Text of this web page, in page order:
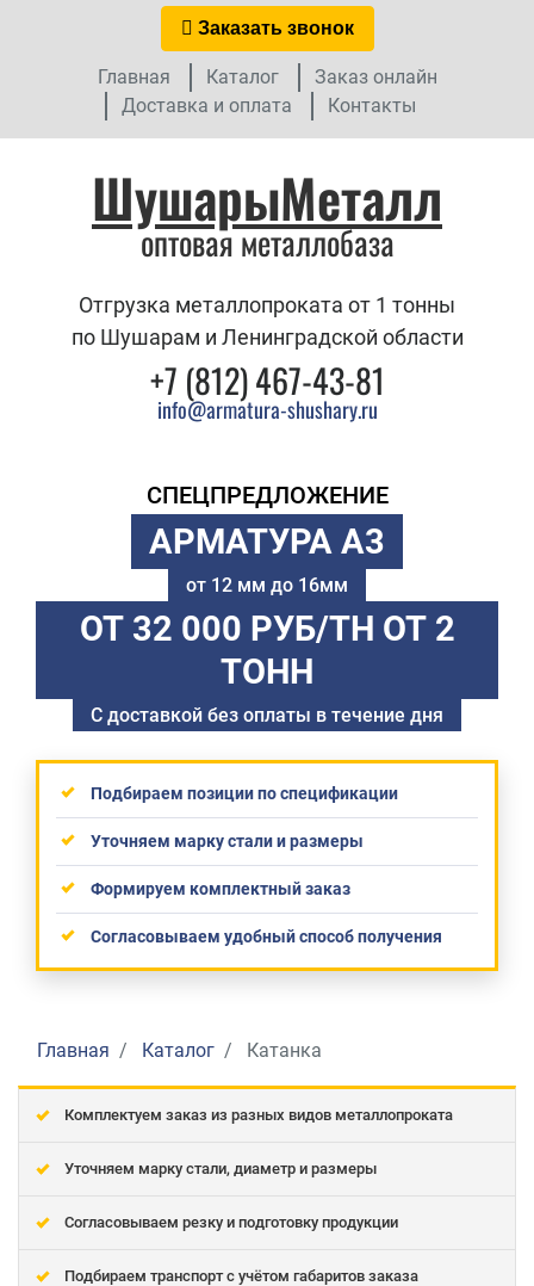
Заказать звонок
Главная Каталог
Заказ онлайн
Доставка и оплата
Контакты
ШушарыМеталл
оптовая металлобаза
Отгрузка металлопроката от 1 тонны
по Шушарам и Ленинградской области
+7 (812) 467-43-81
info@armatura-shushary.ru
СПЕЦПРЕДЛОЖЕНИЕ
АРМАТУРА А3
от 12 мм до 16мм
ОТ 32 000 РУБ/ТН ОТ 2
ТОНН
С доставкой без оплаты в течение дня
Подбираем позиции по спецификации
Уточняем марку стали и размеры
Формируем комплектный заказ
Согласовываем удобный способ получения
Главная Каталог Катанка
Комплектуем заказ из разных видов металлопроката
Уточняем марку стали, диаметр и размеры
Согласовываем резку и подготовку продукции
Подбираем транспорт с учётом габаритов заказа